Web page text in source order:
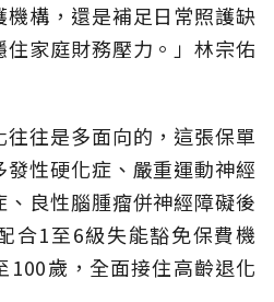
構，還是補足日常照護缺
家庭財務壓力。」林宗佑
往是多面向的，這張保單
性硬化症、嚴重運動神經
良性腦腫瘤併神經障礙後
合1至6級失能豁免保費機
100歲，全面接住高齡退化